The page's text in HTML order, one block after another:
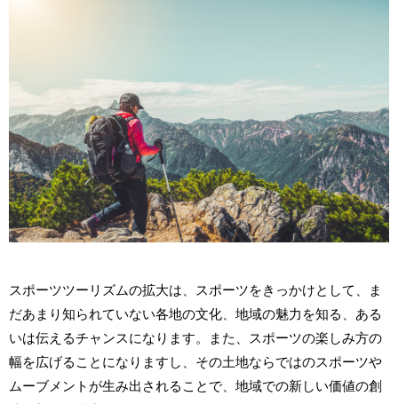
スポーツツーリズムの拡大は、スポーツをきっかけとして、ま
だあまり知られていない各地の文化、地域の魅力を知る、ある
いは伝えるチャンスになります。また、スポーツの楽しみ方の
幅を広げることになりますし、その土地ならではのスポーツや
ムーブメントが生み出されることで、地域での新しい価値の創